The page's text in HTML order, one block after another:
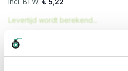
Levertijd wordt berekend...